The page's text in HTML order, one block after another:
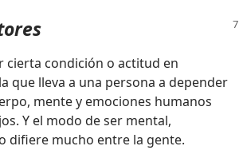
cierta condición o actitud en
que lleva a una persona a depender
mente y emociones humanos
Y el modo de ser mental,
difiere mucho entre la gente.